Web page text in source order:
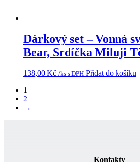
Dárkový set – Vonná
Bear, Srdíčka Miluji
138,00 Kč /ks s DPH Přidat do košíku
1
2
→
Kontakty